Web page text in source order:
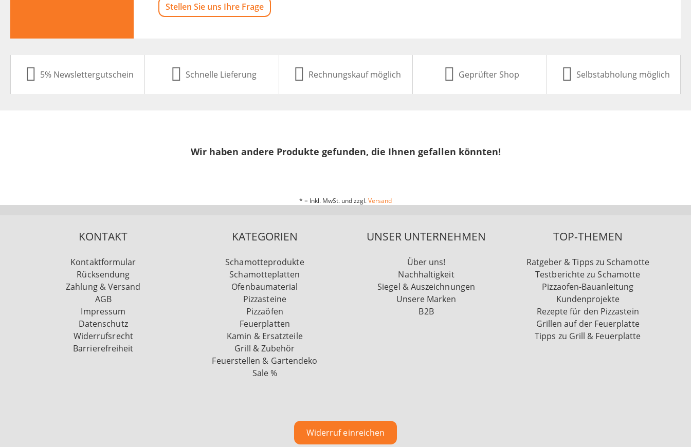
Stellen Sie uns Ihre Frage
5% Newslettergutschein Schnelle Lieferung Rechnungskauf möglich Geprüfter Shop Selbstabholung möglich
Wir haben andere Produkte gefunden, die Ihnen gefallen könnten!
* = Inkl. MwSt. und zzgl.Versand
KONTAKT
Kontaktformular
Rücksendung
Zahlung & Versand
AGB
Impressum
Datenschutz
Widerrufsrecht
Barrierefreiheit
KATEGORIEN
Schamotteprodukte
Schamotteplatten
Ofenbaumaterial
Pizzasteine
Pizzaöfen
Feuerplatten
Kamin & Ersatzteile
Grill & Zubehör
Feuerstellen & Gartendeko
Sale %
UNSER UNTERNEHMEN
Über uns!
Nachhaltigkeit
Siegel & Auszeichnungen
Unsere Marken
B2B
TOP-THEMEN
Ratgeber & Tipps zu Schamotte
Testberichte zu Schamotte
Pizzaofen-Bauanleitung
Kundenprojekte
Rezepte für den Pizzastein
Grillen auf der Feuerplatte
Tipps zu Grill & Feuerplatte
Widerruf einreichen